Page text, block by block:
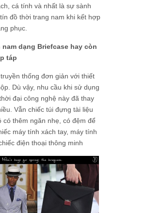
cá tính và nhất là sự sành
đồ thời trang nam khi kết hợp
phục.
nam dạng Briefcase hay còn
táp
thống đơn giản với thiết
Dù vậy, nhu cầu khi sử dụng
đại công nghệ này đã thay
Vẫn chiếc túi đựng tài liệu
có thêm ngăn nhẹ, có đệm để
máy tính xách tay, máy tính
điện thoại thông minh